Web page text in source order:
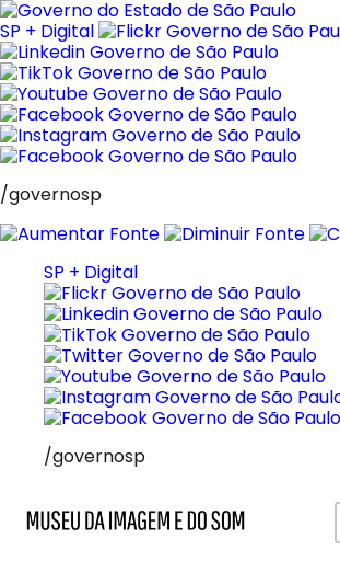
Pular
para
o
conteúdo
SP + Digital
/governosp
SP + Digital
/governosp